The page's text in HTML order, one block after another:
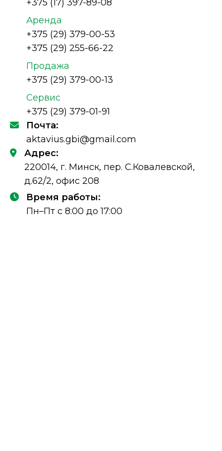
+375 (17) 397-89-08
Аренда
+375 (29) 379-00-53
+375 (29) 255-66-22
Продажа
+375 (29) 379-00-13
Сервис
+375 (29) 379-01-91
Почта:
aktavius.gbi@gmail.com
Адрес:
220014, г. Минск, пер. С.Ковалевской,
д.62/2, офис 208
Время работы:
Пн–Пт с 8:00 до 17:00